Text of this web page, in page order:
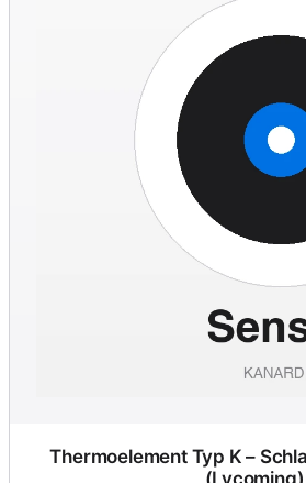
Thermoelement Typ K –
(Lycoming)